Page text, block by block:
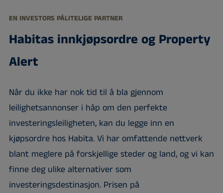
EN INVESTORS PÅLITELIGE PARTNER
Habitas innkjøpsordre og Property
Alert
Når du ikke har nok tid til å bla gjennom
leilighetsannonser i håp om den perfekte
investeringsleiligheten, kan du legge inn en
kjøpsordre hos Habita. Vi har omfattende nettverk
blant meglere på forskjellige steder og land, og vi kan
finne deg ulike alternativer som
investeringsdestinasjon. Prisen på